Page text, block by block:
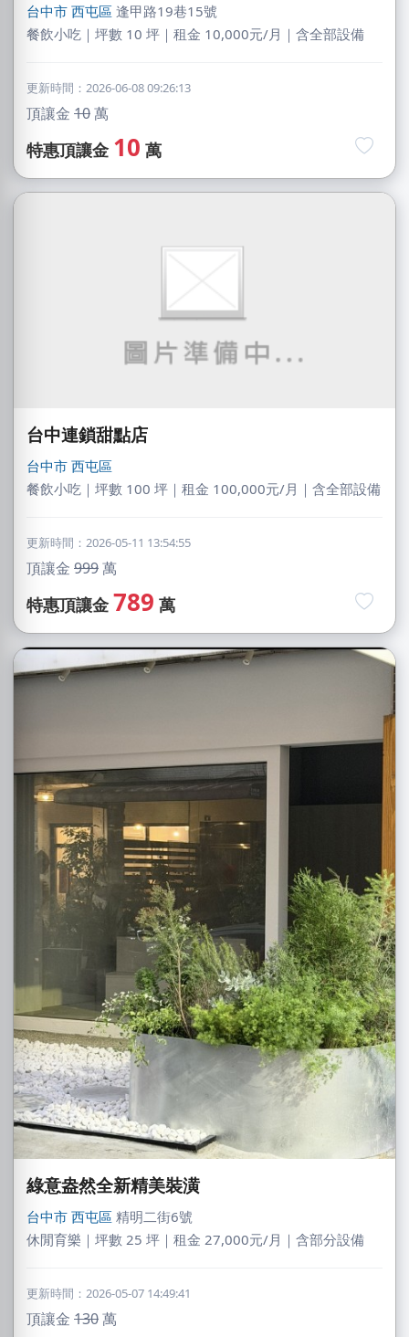
台中市 西屯區 逢甲路19巷15號
餐飲小吃｜坪數 10 坪｜租金 10,000元/月｜含全部設備
更新時間：2026-06-08 09:26:13
頂讓金 10萬
特惠頂讓金 10 萬
台中連鎖甜點店
台中市 西屯區
餐飲小吃｜坪數 100 坪｜租金 100,000元/月｜含全部設備
更新時間：2026-05-11 13:54:55
頂讓金 999萬
特惠頂讓金 789 萬
綠意盎然全新精美裝潢
台中市 西屯區 精明二街6號
休閒育樂｜坪數 25 坪｜租金 27,000元/月｜含部分設備
更新時間：2026-05-07 14:49:41
頂讓金 130萬